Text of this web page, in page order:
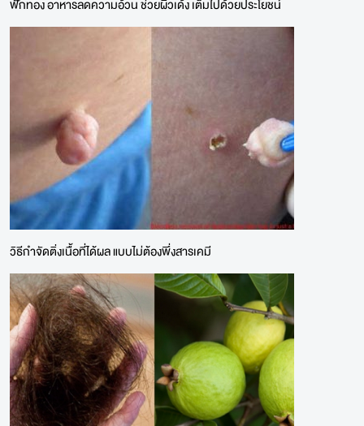
ฟักทอง อาหารลดความอ้วน ช่วยผิวเด้ง เต็มไปด้วยประโยชน์
วิธีกำจัดติ่งเนื้อที่ได้ผล แบบไม่ต้องพึ่งสารเคมี